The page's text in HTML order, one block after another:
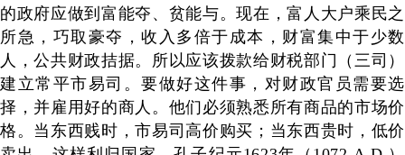
的政府应做到富能夺、贫能与。现在，富人大户乘民之
所急，巧取豪夺，收入多倍于成本，财富集中于少数
人，公共财政拮据。所以应该拨款给财税部门（三司）
建立常平市易司。要做好这件事，对财政官员需要选
择，并雇用好的商人。他们必须熟悉所有商品的市场价
格。当东西贱时，市易司高价购买；当东西贵时，低价